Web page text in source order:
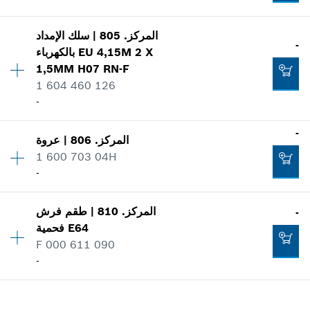
-
تضاف إلى سلة البضائع
اعرض الصور
فئة السعر:
30
معلومات عن قطع الغيار
إثبات الاستعمال
المركز .
805
| سلك الإمداد
بالكهرباء EU 4,15M 2 X
1,5MM H07 RN-F
1 604 460 126
-
-
الكمية 1
فئة السعر:
28
إثبات الاستعمال
اعرض الصور
المركز .
806
| عروة
1 600 703 04H
-
-
الكمية 1
فئة السعر:
11
معلومات عن قطع الغيار
اعرض الصور
المركز .
810
| طقم فرش
فحمية E64
F 000 611 090
-
-